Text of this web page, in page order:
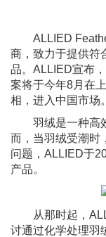
ALLIED
商，致力于提供符
品。ALLIED宣布
案将于今年8月在
相，进入中国市场。
羽绒是一种高
而，当羽绒受潮时
问题，ALLIED于
产品。
从那时起，
讨通过化学处理羽